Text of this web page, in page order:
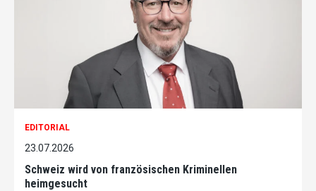
EDITORIAL
23.07.2026
Schweiz wird von französischen Kriminellen
heimgesucht